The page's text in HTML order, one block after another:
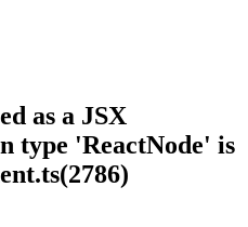
as a JSX
type 'ReactNode' is